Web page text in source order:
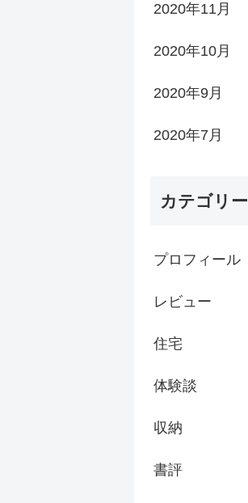
2020年11月
2020年10月
2020年9月
2020年7月
カテゴリー
プロフィール
レビュー
住宅
体験談
収納
書評